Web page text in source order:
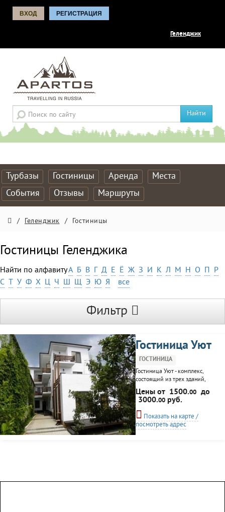
ВХОД РЕГИСТРАЦИЯ
Геленджик
Найти
Турбазы Гостиницы Аренда
Места
События
Отзывы Маршруты
/ Геленджик / Гостиницы
Гостиницы Геленджика
Найти по алфавитуА Б В Г Д Е Ё Ж З И К Л М Н О П Р
С Т У Ф Х Ц Ч Ш Щ Э Ю Я все
Фильтр
Гостиница Уют
ГОСТИНИЦА
Гостиница Уют - комплекс,
состоящий из трех зданий,
включающий в себя 30
номеров разной степени
комфортности. Гостиница
располагается в центре
поселка Кабардинка,
входящего в состав города
Цены от 1500.00 до
3000.00 руб.
Показать на карте /
посмотреть адрес